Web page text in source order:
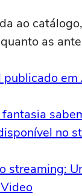
ao
as
em
no
streaming: